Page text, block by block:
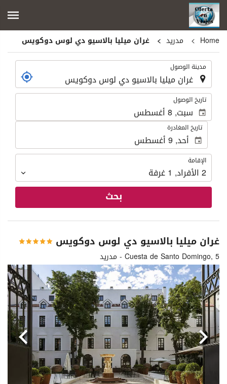
Home مدريد
غران ميليا بالاسيو دي لوس دوكويس
. مدينة الوصول
. تاريخ الوصول
تاريخ المغادرة
الإقامة
الإقامة
2 الأفراد,
1غرفة
بحث
غران ميليا بالاسيو دي لوس دوكويس
Cuesta de Santo Domingo, 5 - مدريد
السابق